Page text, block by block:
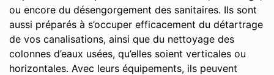
ou encore du désengorgement des sanitaires. Ils sont
aussi préparés à s’occuper efficacement du détartrage
de vos canalisations, ainsi que du nettoyage des
colonnes d’eaux usées, qu’elles soient verticales ou
horizontales. Avec leurs équipements, ils peuvent